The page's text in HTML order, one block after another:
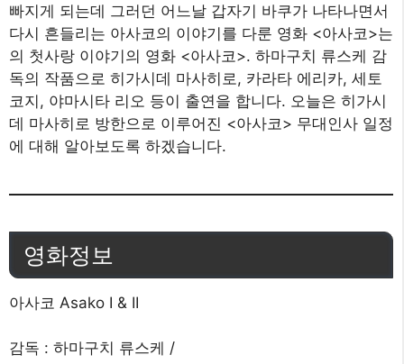
빠지게 되는데 그러던 어느날 갑자기 바쿠가 나타나면서
다시 흔들리는 아사코의 이야기를 다룬 영화 <아사코>는
의 첫사랑 이야기의 영화 <아사코>. 하마구치 류스케 감
독의 작품으로 히가시데 마사히로, 카라타 에리카, 세토
코지, 야마시타 리오 등이 출연을 합니다. 오늘은 히가시
데 마사히로 방한으로 이루어진 <아사코> 무대인사 일정
에 대해 알아보도록 하겠습니다.
영화정보
아사코 Asako I & II
감독 : 하마구치 류스케 /